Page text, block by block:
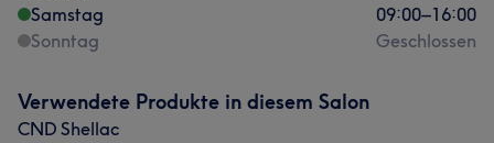
Samstag
09:00–16:00
Sonntag
Geschlossen
Verwendete Produkte in diesem Salon
CND Shellac